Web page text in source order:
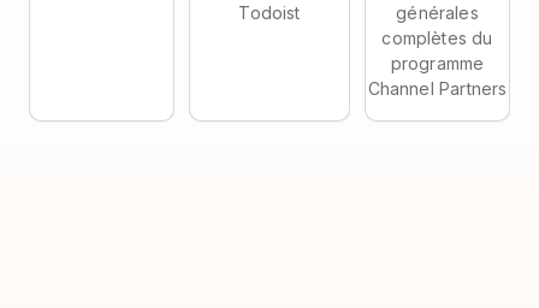
Todoist
générales
complètes du
programme
Channel Partners